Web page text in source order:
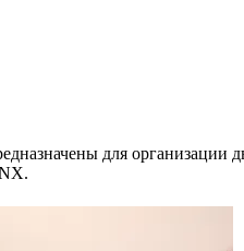
для организации